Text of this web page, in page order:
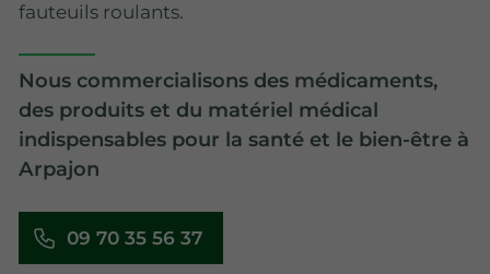
fauteuils roulants.
Nous commercialisons des médicaments,
des produits et du matériel médical
indispensables pour la santé et le bien-être à
Arpajon
09 70 35 56 37